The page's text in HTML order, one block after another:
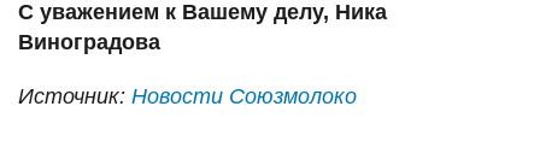
С уважением к Вашему делу, Ника
Виноградова
Источник: Новости Союзмолоко